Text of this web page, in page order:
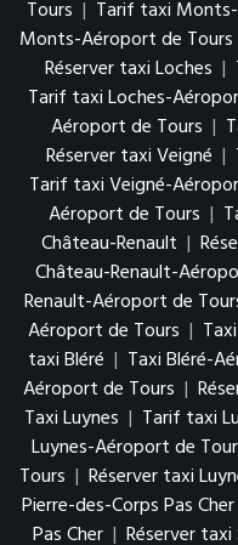
Tours | Tarif taxi
Monts-Aéroport de Tours
Réserver taxi Loches |
Tarif taxi Loches-
Aéroport de Tours |
Réserver taxi Veigné |
Tarif taxi Veigné-
Aéroport de Tours |
Château-Renault |
Château-Renault-
Renault-Aéroport de
Aéroport de Tours |
taxi Bléré | Taxi Bléré-
Aéroport de Tours |
Taxi Luynes | Tarif taxi
Luynes-Aéroport de
Tours | Réserver taxi
Pierre-des-Corps Pas Cher
Pas Cher | Réserver